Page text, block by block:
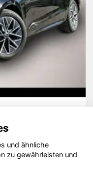
2020 - 2026
und ähnliche
zu gewährleisten und